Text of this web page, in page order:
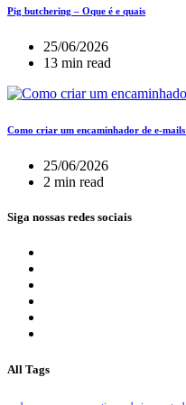
Pig butchering – Oque é e quais
25/06/2026
13 min read
Como criar um encaminhador de e-mails
25/06/2026
2 min read
Siga nossas redes sociais
All Tags